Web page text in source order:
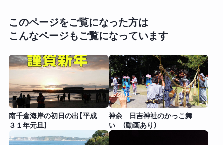
このページをご覧になった方は
こんなページもご覧になっています
南千倉海岸の初日の出【平成
３１年元旦】
神余 日吉神社のかっこ舞
い （動画あり）